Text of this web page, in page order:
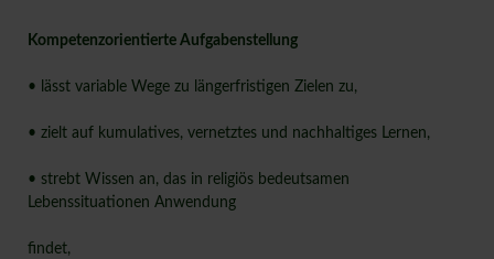
Kompetenzorientierte Aufgabenstellung
• lässt variable Wege zu längerfristigen Zielen zu,
• zielt auf kumulatives, vernetztes und nachhaltiges Lernen,
• strebt Wissen an, das in religiös bedeutsamen
Lebenssituationen Anwendung
findet,